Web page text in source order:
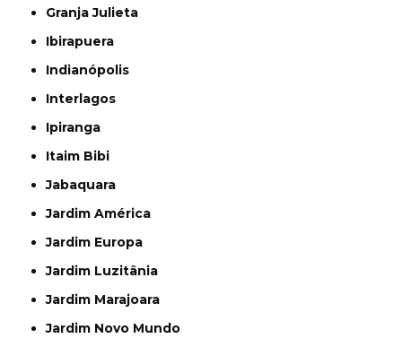
Granja Julieta
Ibirapuera
Indianópolis
Interlagos
Ipiranga
Itaim Bibi
Jabaquara
Jardim América
Jardim Europa
Jardim Luzitânia
Jardim Marajoara
Jardim Novo Mundo